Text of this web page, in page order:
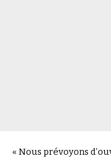
« Nous prévoyons